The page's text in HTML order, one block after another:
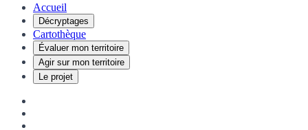
Accueil
Décryptages
Cartothèque
Évaluer mon territoire
Agir sur mon territoire
Le projet